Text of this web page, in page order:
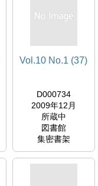
Vol.10 No.1 (37)
D000734
2009年12月
所蔵中
図書館
集密書架